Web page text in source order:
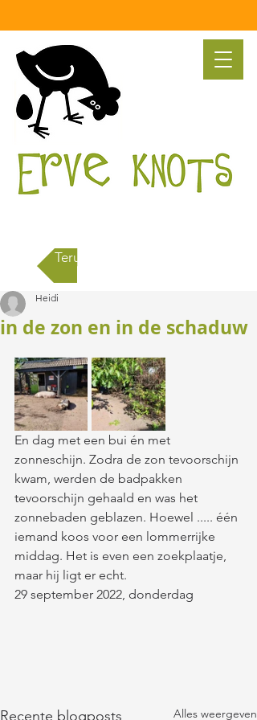
Terug naar alle berichten
in de zon en in de schaduw
Heidi
En dag met een bui én met
zonneschijn. Zodra de zon tevoorschijn
kwam, werden de badpakken
tevoorschijn gehaald en was het
zonnebaden geblazen. Hoewel ..... één
iemand koos voor een lommerrijke
middag. Het is even een zoekplaatje,
maar hij ligt er echt.
29 september 2022, donderdag
Recente blogposts Alles weergeven